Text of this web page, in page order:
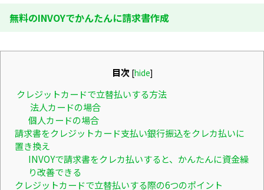
無料のINVOYでかんたんに請求書作成
目次 [hide]
クレジットカードで立替払いする方法
法人カードの場合
個人カードの場合
請求書をクレジットカード支払い銀行振込をクレカ払いに
置き換え
INVOYで請求書をクレカ払いすると、かんたんに資金繰
り改善できる
クレジットカードで立替払いする際の6つのポイント